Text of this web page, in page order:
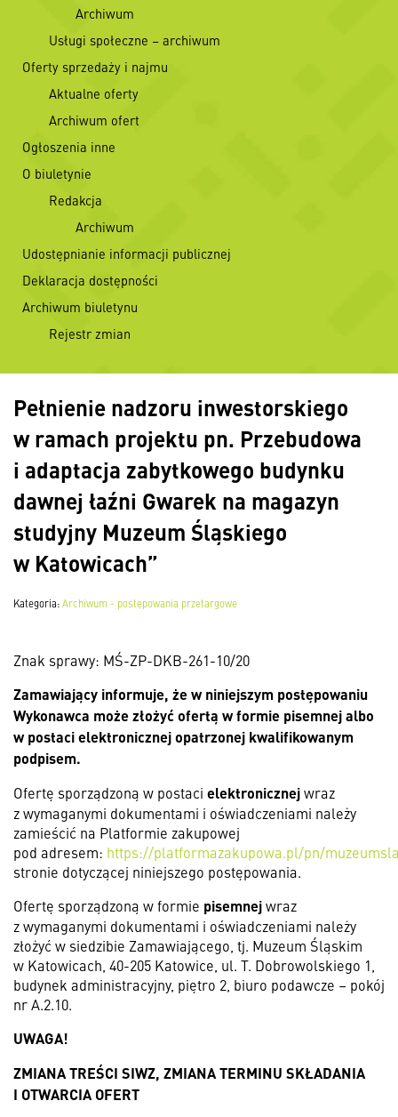
Archiwum
Usługi społeczne – archiwum
Oferty sprzedaży i najmu
Aktualne oferty
Archiwum ofert
Ogłoszenia inne
O biuletynie
Redakcja
Archiwum
Udostępnianie informacji publicznej
Deklaracja dostępności
Archiwum biuletynu
Rejestr zmian
Pełnienie nadzoru inwestorskiego
w ramach projektu pn. Przebudowa
i adaptacja zabytkowego budynku
dawnej łaźni Gwarek na magazyn
studyjny Muzeum Śląskiego
w Katowicach”
Kategoria:Archiwum - postępowania przetargowe
Znak sprawy: MŚ-ZP-DKB-261-10/20
Zamawiający informuje, że w niniejszym postępowaniu
Wykonawca może złożyć ofertą w formie pisemnej albo
w postaci elektronicznej opatrzonej kwalifikowanym
podpisem.
Ofertę sporządzoną w postaci elektronicznejwraz
z wymaganymi dokumentami i oświadczeniami należy
zamieścić na Platformie zakupowej
pod adresem: https://platformazakupowa.pl/pn/
stronie dotyczącej niniejszego postępowania.
Ofertę sporządzoną w formie pisemnejwraz
z wymaganymi dokumentami i oświadczeniami należy
złożyć w siedzibie Zamawiającego, tj. Muzeum Śląskim
w Katowicach, 40-205 Katowice, ul. T. Dobrowolskiego 1,
budynek administracyjny, piętro 2, biuro podawcze – pokój
nr A.2.10.
UWAGA!
ZMIANATREŚCI SIWZ, ZMIANA TERMINU SKŁADANIA
I OTWARCIA OFERT